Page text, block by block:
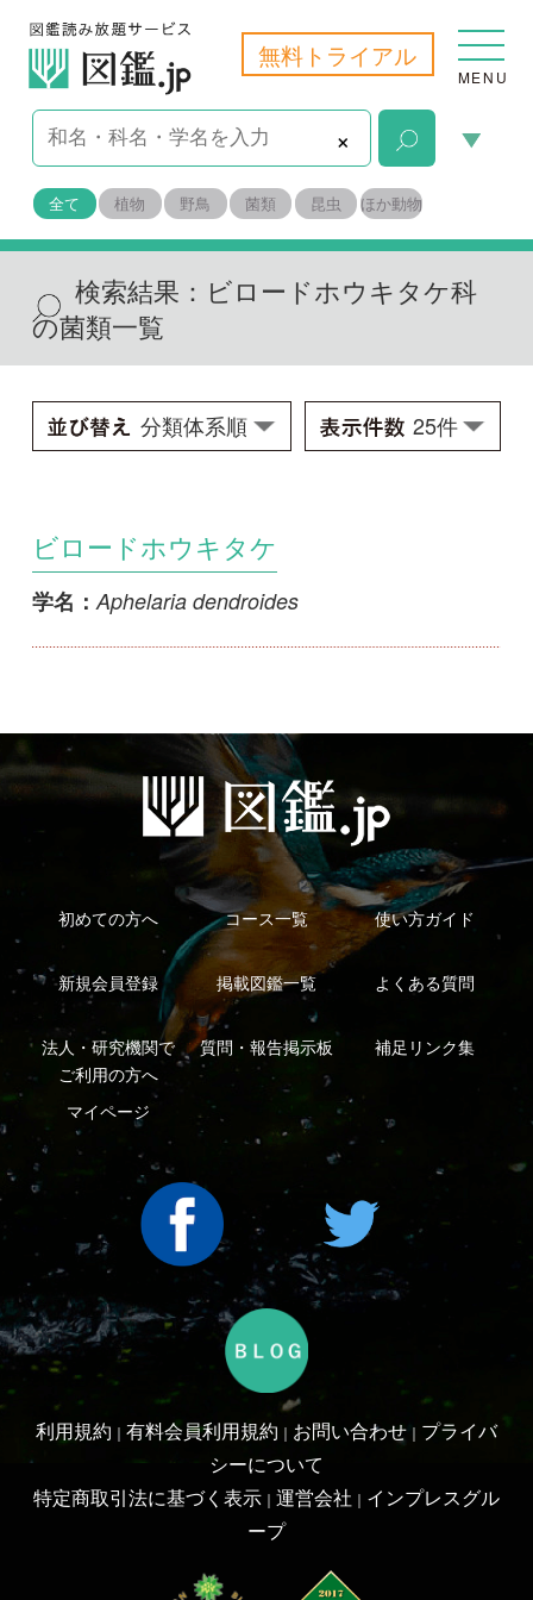
無料トライアル
MENU
×
全て 植物 野鳥 菌類 昆虫 ほか動物
検索結果：ビロードホウキタケ科
の菌類一覧
ビロードホウキタケ
初めての方へ コース一覧
掲載図鑑一覧 よくある質問
質問・報告掲示板 補足リンク集
マイページ
利用規約 有料会員利用規約 お問い合わせ
プライバ
シーについて
特定商取引法に基づく表示｜ 運営会社｜インプレスグル
ープ
Copyright ©2016 Yama-kei Publishers co.,Ltd.
An impress Group Company. All rights reserved.